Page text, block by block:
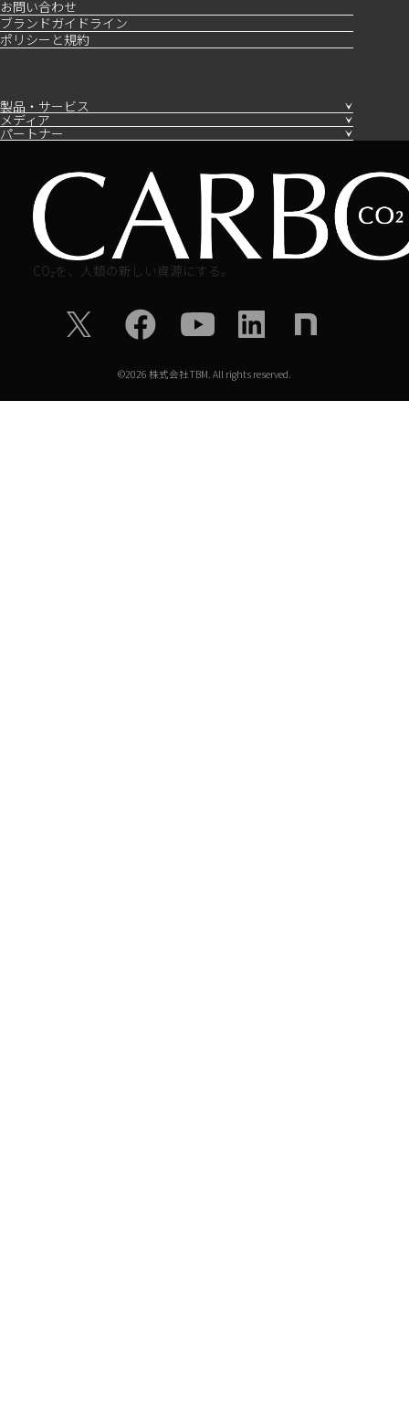
お問い合わせ
ブランドガイドライン
ポリシーと規約
製品・サービス
メディア
パートナー
CO₂を、人類の新しい資源にする。
©2026 株式会社TBM. All rights reserved.